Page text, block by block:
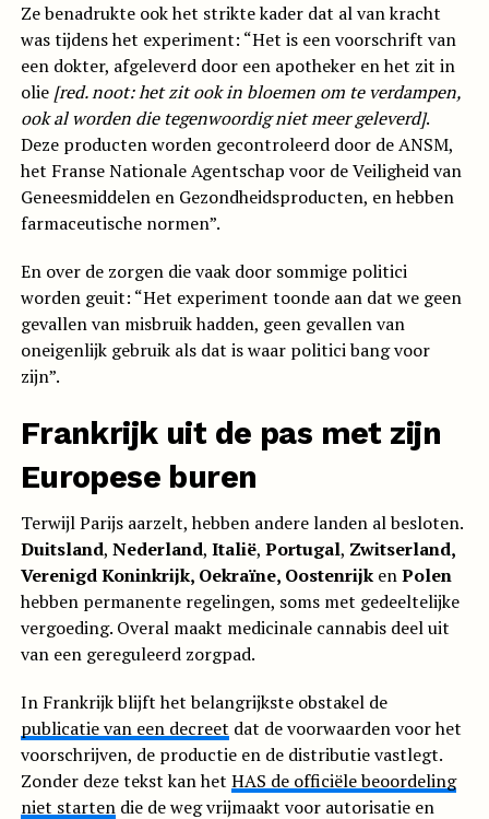
Ze benadrukte ook het strikte kader dat al van kracht
was tijdens het experiment: “Het is een voorschrift van
een dokter, afgeleverd door een apotheker en het zit in
olie [red. noot: het zit ook in bloemen om te verdampen,
ook al worden die tegenwoordig niet meer geleverd].
Deze producten worden gecontroleerd door de ANSM,
het Franse Nationale Agentschap voor de Veiligheid van
Geneesmiddelen en Gezondheidsproducten, en hebben
farmaceutische normen”.
En over de zorgen die vaak door sommige politici
worden geuit: “Het experiment toonde aan dat we geen
gevallen van misbruik hadden, geen gevallen van
oneigenlijk gebruik als dat is waar politici bang voor
zijn”.
Frankrijk uit de pas met zijn
Europese buren
Terwijl Parijs aarzelt, hebben andere landen al besloten.
Duitsland, Nederland, Italië, Portugal, Zwitserland,
Verenigd Koninkrijk, Oekraïne, OostenrijkenPolen
hebben permanente regelingen, soms met gedeeltelijke
vergoeding. Overal maakt medicinale cannabis deel uit
van een gereguleerd zorgpad.
In Frankrijk blijft het belangrijkste obstakel de
publicatie van een decreet dat de voorwaarden voor het
voorschrijven, de productie en de distributie vastlegt.
Zonder deze tekst kan het HAS de officiële beoordeling
niet startendie de weg vrijmaakt voor autorisatie en